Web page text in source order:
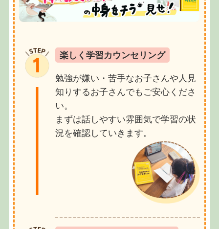
楽しく学習カウンセリング
勉強が嫌い・苦手なお子さんや人見
知りするお子さんでもご安心くださ
い。
まずは話しやすい雰囲気で学習の状
況を確認していきます。